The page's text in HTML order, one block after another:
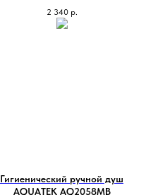
2 340 р.
Гигиенический ручной душ
AQUATEK AQ2058MB